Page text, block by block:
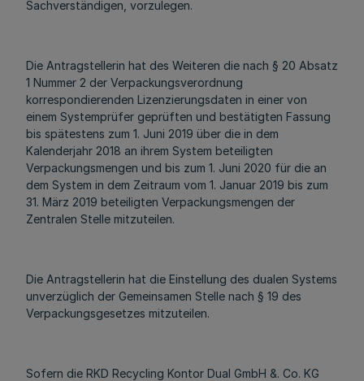
Sachverständigen, vorzulegen.
Die Antragstellerin hat des Weiteren die nach § 20 Absatz
1 Nummer 2 der Verpackungsverordnung
korrespondierenden Lizenzierungsdaten in einer von
einem Systemprüfer geprüften und bestätigten Fassung
bis spätestens zum 1. Juni 2019 über die in dem
Kalenderjahr 2018 an ihrem System beteiligten
Verpackungsmengen und bis zum 1. Juni 2020 für die an
dem System in dem Zeitraum vom 1. Januar 2019 bis zum
31. März 2019 beteiligten Verpackungsmengen der
Zentralen Stelle mitzuteilen.
Die Antragstellerin hat die Einstellung des dualen Systems
unverzüglich der Gemeinsamen Stelle nach § 19 des
Verpackungsgesetzes mitzuteilen.
Sofern die RKD Recycling Kontor Dual GmbH &. Co. KG